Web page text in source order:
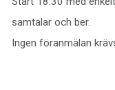
samtalar och ber.
Ingen föranmälan